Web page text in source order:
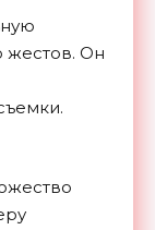
Он